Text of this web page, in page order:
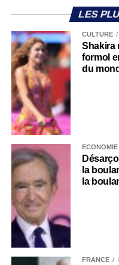
LES
CULTURE
Shakira
formol
du
ECONOMIE
la
la
FRANCE